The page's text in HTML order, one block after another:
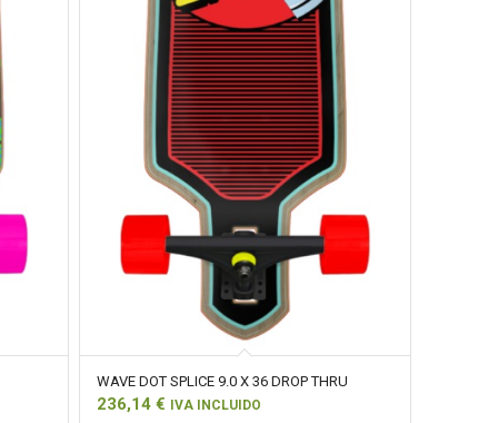
WAVE DOT SPLICE 9.0 X 36 DROP THRU
236,14 € IVA INCLUIDO